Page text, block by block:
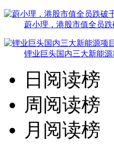
蔚小理，港股市值全员
锂业巨头国内三大新能
日阅读榜
周阅读榜
月阅读榜